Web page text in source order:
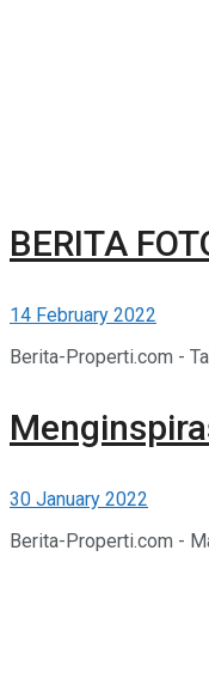
BERITA
14 February 2022
Berita-Properti.com -
30 January 2022
Berita-Properti.com -